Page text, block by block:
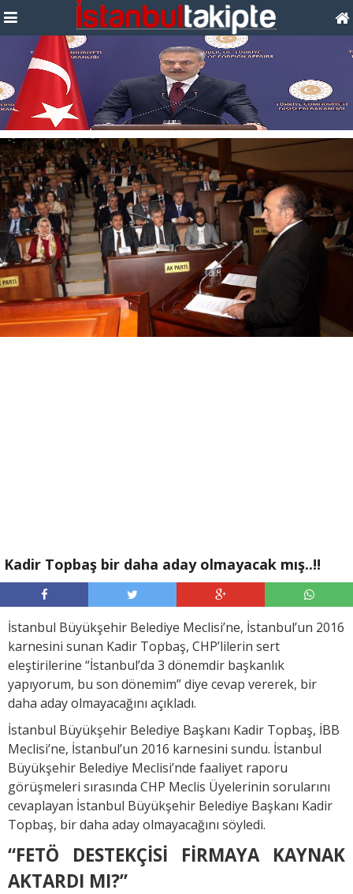
Kadir Topbaş bir daha aday olmayacak mış..!!
İstanbul Büyükşehir Belediye Meclisi’ne, İstanbul’un 2016
karnesini sunan Kadir Topbaş, CHP’lilerin sert
eleştirilerine “İstanbul’da 3 dönemdir başkanlık
yapıyorum, bu son dönemim” diye cevap vererek, bir
daha aday olmayacağını açıkladı.
İstanbul Büyükşehir Belediye Başkanı Kadir Topbaş, İBB
Meclisi’ne, İstanbul’un 2016 karnesini sundu. İstanbul
Büyükşehir Belediye Meclisi’nde faaliyet raporu
görüşmeleri sırasında CHP Meclis Üyelerinin sorularını
cevaplayan İstanbul Büyükşehir Belediye Başkanı Kadir
Topbaş, bir daha aday olmayacağını söyledi.
“FETÖ DESTEKÇİSİ FİRMAYA KAYNAK
AKTARDI MI?”